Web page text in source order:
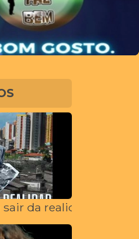
da realidade